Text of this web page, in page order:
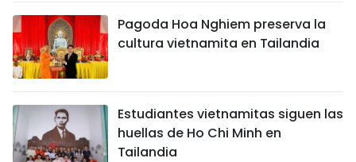
Pagoda Hoa Nghiem preserva la
cultura vietnamita en Tailandia
Estudiantes vietnamitas siguen las
huellas de Ho Chi Minh en
Tailandia